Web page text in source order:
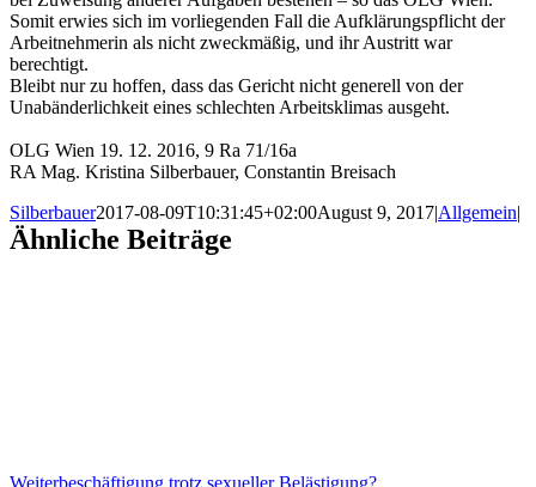
Somit erwies sich im vorliegenden Fall die Aufklärungspflicht der
Arbeitnehmerin als nicht zweckmäßig, und ihr Austritt war
berechtigt.
Bleibt nur zu hoffen, dass das Gericht nicht generell von der
Unabänderlichkeit eines schlechten Arbeitsklimas ausgeht.
OLG Wien 19. 12. 2016, 9 Ra 71/16a
RA Mag. Kristina Silberbauer, Constantin Breisach
Silberbauer2017-08-09T10:31:45+02:00August 9, 2017|Allgemein|
Ähnliche Beiträge